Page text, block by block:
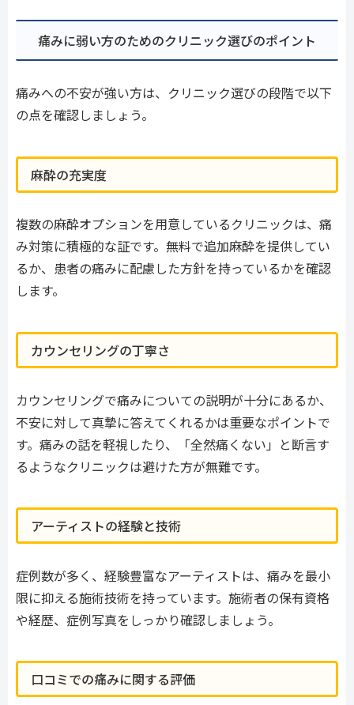
痛みに弱い方のためのクリニック選びのポイント
痛みへの不安が強い方は、クリニック選びの段階で以下
の点を確認しましょう。
麻酔の充実度
複数の麻酔オプションを用意しているクリニックは、痛
み対策に積極的な証です。無料で追加麻酔を提供してい
るか、患者の痛みに配慮した方針を持っているかを確認
します。
カウンセリングの丁寧さ
カウンセリングで痛みについての説明が十分にあるか、
不安に対して真摯に答えてくれるかは重要なポイントで
す。痛みの話を軽視したり、「全然痛くない」と断言す
るようなクリニックは避けた方が無難です。
アーティストの経験と技術
症例数が多く、経験豊富なアーティストは、痛みを最小
限に抑える施術技術を持っています。施術者の保有資格
や経歴、症例写真をしっかり確認しましょう。
口コミでの痛みに関する評価